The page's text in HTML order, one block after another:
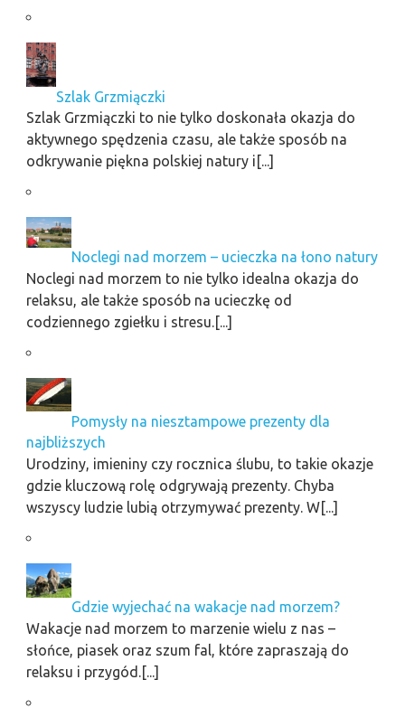
Szlak Grzmiączki
Szlak Grzmiączki to nie tylko doskonała okazja do
aktywnego spędzenia czasu, ale także sposób na
odkrywanie piękna polskiej natury i[...]
Noclegi nad morzem – ucieczka na łono natury
Noclegi nad morzem to nie tylko idealna okazja do
relaksu, ale także sposób na ucieczkę od
codziennego zgiełku i stresu.[...]
Pomysły na niesztampowe prezenty dla
najbliższych
Urodziny, imieniny czy rocznica ślubu, to takie okazje
gdzie kluczową rolę odgrywają prezenty. Chyba
wszyscy ludzie lubią otrzymywać prezenty. W[...]
Gdzie wyjechać na wakacje nad morzem?
Wakacje nad morzem to marzenie wielu z nas –
słońce, piasek oraz szum fal, które zapraszają do
relaksu i przygód.[...]